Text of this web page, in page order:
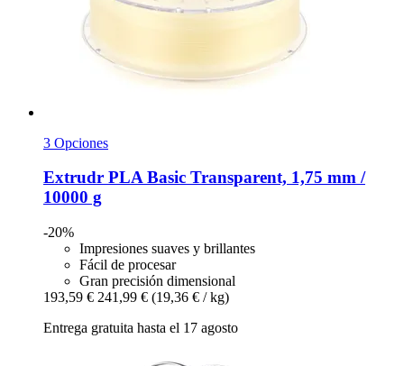
3 Opciones
Extrudr PLA Basic Transparent, 1,75 mm /
10000 g
-20%
Impresiones suaves y brillantes
Fácil de procesar
Gran precisión dimensional
193,59 € 241,99 € (19,36 € / kg)
Entrega gratuita hasta el 17 agosto